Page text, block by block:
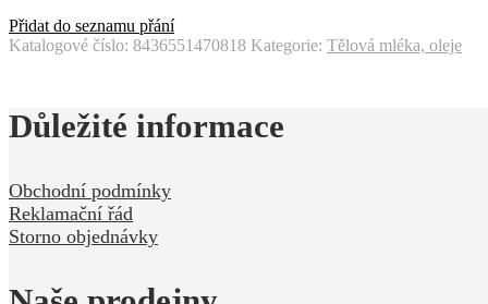
Přidat do seznamu přání
Katalogové číslo: 8436551470818 Kategorie: Tělová mléka, oleje
Důležité informace
Obchodní podmínky
Reklamační řád
Storno objednávky